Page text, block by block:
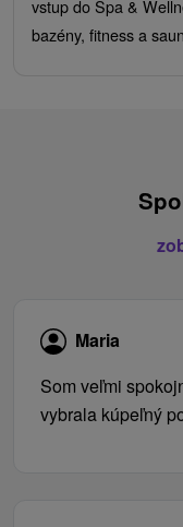
vstup do Spa &
bazény, fitness a
Maria
Som veľmi
vybrala kúpeľný